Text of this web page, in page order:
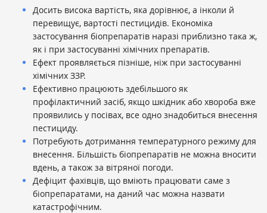
Досить висока вартість, яка дорівнює, а інколи й
перевищує, вартості пестицидів. Економіка
застосування біопрепаратів наразі приблизно така ж,
як і при застосуванні хімічних препаратів.
Ефект проявляється пізніше, ніж при застосуванні
хімічних ЗЗР.
Ефективно працюють здебільшого як
профілактичний засіб, якщо шкідник або хвороба вже
проявились у посівах, все одно знадобиться внесення
пестициду.
Потребують дотримання температурного режиму для
внесення. Більшість біопрепаратів не можна вносити
вдень, а також за вітряної погоди.
Дефіцит фахівців, що вміють працювати саме з
біопрепаратами, на даний час можна назвати
катастрофічним.